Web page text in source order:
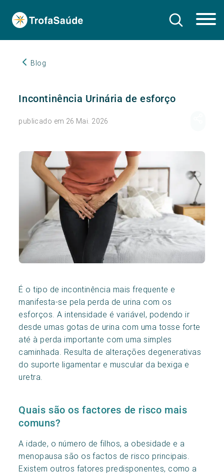
Blog
Incontinência Urinária de esforço
publicado em 26 Mai. 2026
É o tipo de incontinência mais frequente e
manifesta-se pela perda de urina com os
esforços. A intensidade é variável, podendo ir
desde umas gotas de urina com uma tosse forte
até à perda importante com uma simples
caminhada. Resulta de alterações degenerativas
do suporte ligamentar e muscular da bexiga e
uretra.
Quais são os factores de risco mais
comuns?
A idade, o número de filhos, a obesidade e a
menopausa são os factos de risco principais.
Existem outros fatores predisponentes, como a